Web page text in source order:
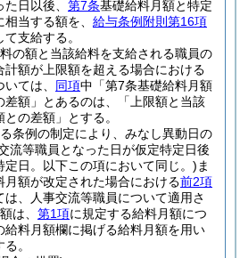
日以後、 第7条基礎給料月額と特定
当する額を、 給与条例附則第16項
支給する。
の額と当該給料を支給される職員の
額が上限額を超える場合における
ては、 同項中「第7条基礎給料月額
差額」とあるのは、「上限額と当該
の差額」とする。
条例の制定により、みなし異動日の
流等職員となった日が仮定特定日後
定日。以下この項において同じ。) ま
月額が改定された場合における前2項
、人事交流等職員について適用さ
は、 第1項に規定する給料月額につ
給料月額欄に掲げる給料月額を用い
。